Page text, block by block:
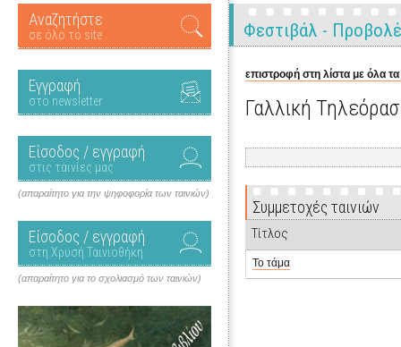
Αναζητήστε
σε όλο το site
Εγγραφή
στο newsletter
Είσοδος / εγγραφή
στις ταινίες μας
(απαραίτητο για την ψηφοφορία των ταινιών)
Είσοδος / εγγραφή
στη Χρυσή Ταινιοθήκη
(απαραίτητο για το σχολιασμό των ταινιών)
Φεστιβάλ -
επιστροφή στη λίστα με όλα
Γαλλική
Συμμετοχές ταινιών
Τίτλος
Το τάμα